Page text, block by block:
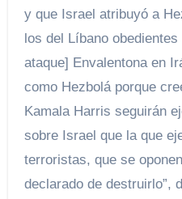
y que Israel atribuyó a
los del Líbano
ataque] Envalentona en
como Hezbolá porque
Kamala Harris seguirán
sobre Israel que la que
terroristas, que se
declarado de destruirlo”,